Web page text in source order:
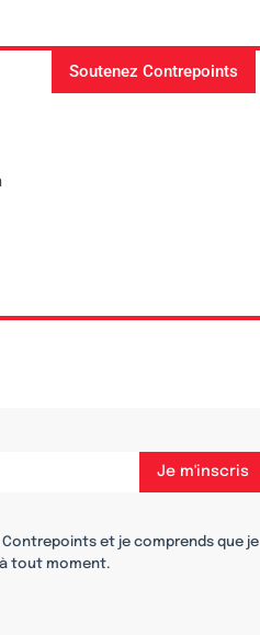
Soutenez Contrepoints
et je comprends que je
tout moment.